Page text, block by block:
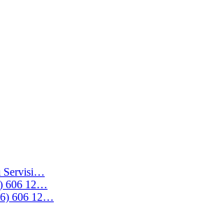
Servisi…
606 12…
606 12…